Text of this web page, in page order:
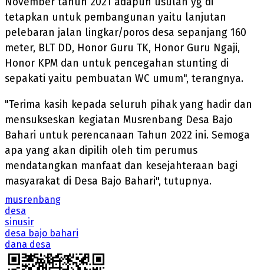
tetapkan untuk pembangunan yaitu lanjutan
pelebaran jalan lingkar/poros desa sepanjang 160
meter, BLT DD, Honor Guru TK, Honor Guru Ngaji,
Honor KPM dan untuk pencegahan stunting di
sepakati yaitu pembuatan WC umum", terangnya.
"Terima kasih kepada seluruh pihak yang hadir dan
mensukseskan kegiatan Musrenbang Desa Bajo
Bahari untuk perencanaan Tahun 2022 ini. Semoga
apa yang akan dipilih oleh tim perumus
mendatangkan manfaat dan kesejahteraan bagi
masyarakat di Desa Bajo Bahari", tutupnya.
musrenbang
desa
sinusir
desa bajo bahari
dana desa